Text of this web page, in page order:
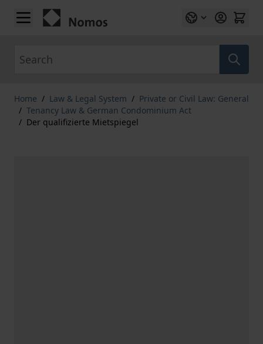
Skip to Content
Home / Law & Legal System / Private or Civil Law: General
/ Tenancy Law & German Condominium Act
/ Der qualifizierte Mietspiegel